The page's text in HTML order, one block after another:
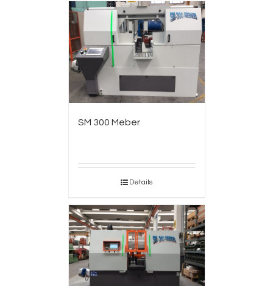
SM 300 Meber
Details